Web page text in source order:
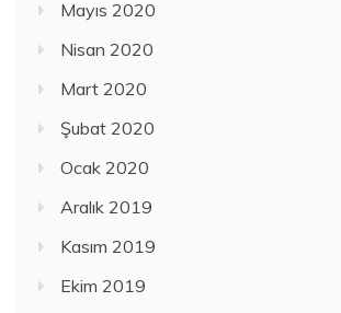
Mayıs 2020
Nisan 2020
Mart 2020
Şubat 2020
Ocak 2020
Aralık 2019
Kasım 2019
Ekim 2019